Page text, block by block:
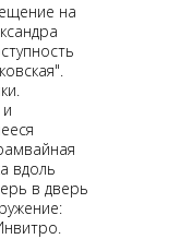
на
вдоль
в дверь